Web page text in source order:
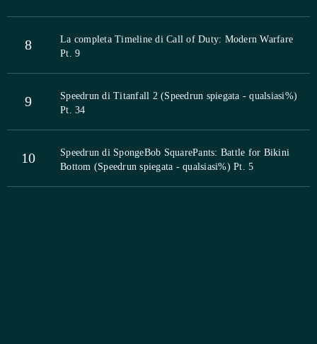
8
La completa Timeline di Call of Duty: Modern Warfare
Pt. 9
9
Speedrun di Titanfall 2 (Speedrun spiegata - qualsiasi%)
Pt. 34
10
Speedrun di SpongeBob SquarePants: Battle for Bikini
Bottom (Speedrun spiegata - qualsiasi%) Pt. 5